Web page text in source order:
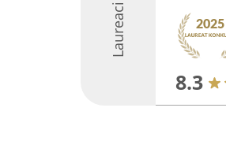
Laureaci
8.3